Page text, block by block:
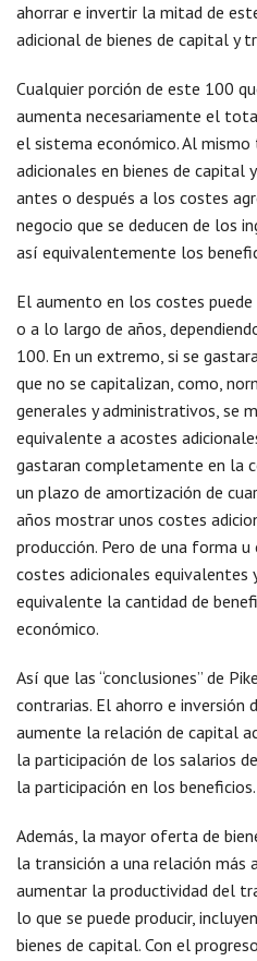
ahorrar e invertir la mitad de
adicional de bienes de capital y
Cualquier porción de este 100
aumenta necesariamente el
el sistema económico. Al
adicionales en bienes de capital
antes o después a los costes
negocio que se deducen de los
así equivalentemente los
El aumento en los costes
o a lo largo de años,
100. En un extremo, si se
que no se capitalizan, como,
generales y administrativos, se
equivalente a acostes
gastaran completamente en la
un plazo de amortización de
años mostrar unos costes
producción. Pero de una forma
costes adicionales
equivalente la cantidad de
económico.
Así que las “conclusiones” de
contrarias. El ahorro e inversión
aumente la relación de capital
la participación de los salarios
la participación en los beneficios.
Además, la mayor oferta de
la transición a una relación
aumentar la productividad del
lo que se puede producir,
bienes de capital. Con el